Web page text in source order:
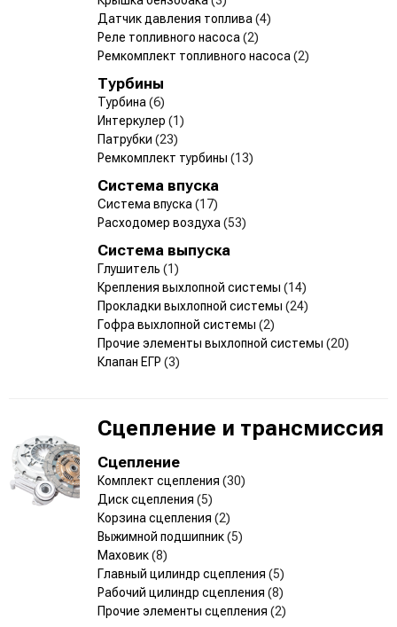
Датчик давления топлива (4)
Реле топливного насоса (2)
Ремкомплект топливного насоса (2)
Турбины
Турбина (6)
Интеркулер (1)
Патрубки (23)
Ремкомплект турбины (13)
Система впуска
Система впуска (17)
Расходомер воздуха (53)
Система выпуска
Глушитель (1)
Крепления выхлопной системы (14)
Прокладки выхлопной системы (24)
Гофра выхлопной системы (2)
Прочие элементы выхлопной системы (20)
Клапан ЕГР (3)
Сцепление и трансмиссия
Сцепление
Комплект сцепления (30)
Диск сцепления (5)
Корзина сцепления (2)
Выжимной подшипник(5)
Маховик(8)
Главный цилиндр сцепления (5)
Рабочий цилиндр сцепления (8)
Прочие элементы сцепления (2)